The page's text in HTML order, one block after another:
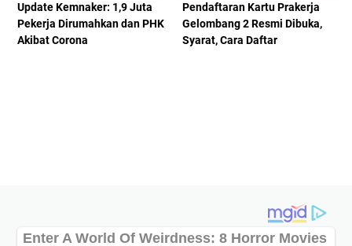
Update Kemnaker: 1,9 Juta
Pekerja Dirumahkan dan PHK
Akibat Corona
Pendaftaran Kartu Prakerja
Gelombang 2 Resmi Dibuka,
Syarat, Cara Daftar